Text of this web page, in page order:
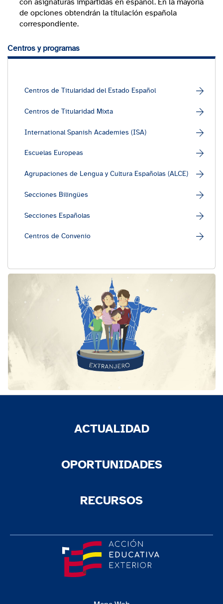
con asignaturas impartidas en español. En la mayoría
de opciones obtendrán la titulación española
correspondiente.
Centros y programas
Centros de Titularidad del Estado Español
Centros de Titularidad Mixta
International Spanish Academies (ISA)
Escuelas Europeas
Agrupaciones de Lengua y Cultura Españolas (ALCE)
Secciones Bilingües
Secciones Españolas
Centros de Convenio
ACTUALIDAD
OPORTUNIDADES
RECURSOS